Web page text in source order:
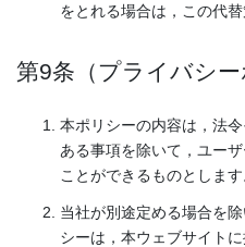
をとれる場合は，この代
第9条（プライバシー
本ポリシーの内容は，法
ある事項を除いて，ユー
ことができるものとします
当社が別途定める場合を
シーは，本ウェブサイト